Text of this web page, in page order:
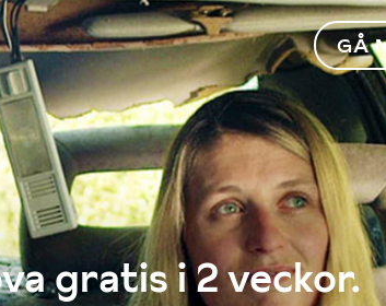
GÅ
gratis i 2 veckor.